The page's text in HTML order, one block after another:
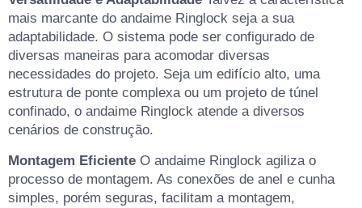
mais marcante do andaime Ringlock seja a sua
adaptabilidade. O sistema pode ser configurado de
diversas maneiras para acomodar diversas
necessidades do projeto. Seja um edifício alto, uma
estrutura de ponte complexa ou um projeto de túnel
confinado, o andaime Ringlock atende a diversos
cenários de construção.
Montagem Eficiente O andaime Ringlock agiliza o
processo de montagem. As conexões de anel e cunha
simples, porém seguras, facilitam a montagem,